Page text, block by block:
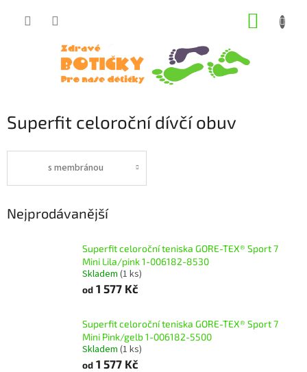
Superfit celoroční dívčí obuv
s membránou
Nejprodávanější
Superfit celoroční teniska GORE-TEX® Sport 7
Mini Lila/pink 1-006182-8530
Skladem (1 ks)
od 1 577 Kč
Superfit celoroční teniska GORE-TEX® Sport 7
Mini Pink/gelb 1-006182-5500
Skladem (1 ks)
od 1 577 Kč